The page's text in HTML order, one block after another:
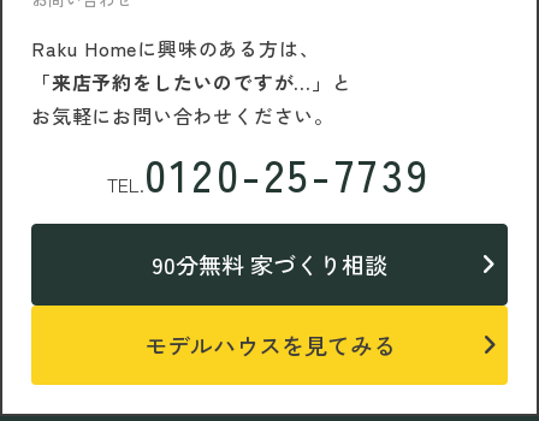
Raku Homeに興味のある方は、
「来店予約をしたいのですが…」 と
お気軽にお問い合わせください。
TEL.0120-25-7739
90分無料 家づくり相談
モデルハウスを見てみる